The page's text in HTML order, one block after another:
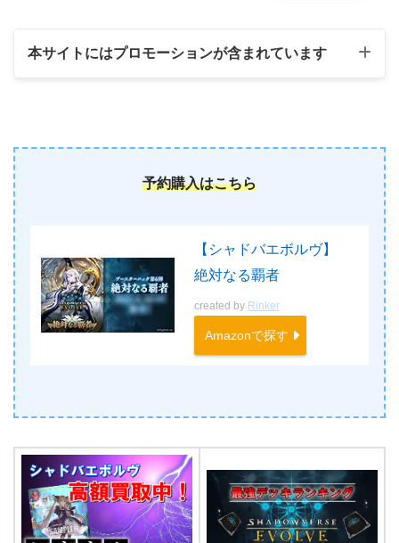
本サイトにはプロモーションが含まれています
予約購入はこちら
【シャドバエボルヴ】
絶対なる覇者
created by Rinker
Amazonで探す